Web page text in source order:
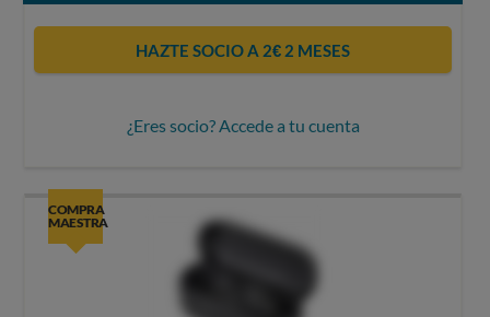
HAZTE SOCIO A 2€ 2 MESES
¿Eres socio? Accede a tu cuenta
COMPRA
MAESTRA